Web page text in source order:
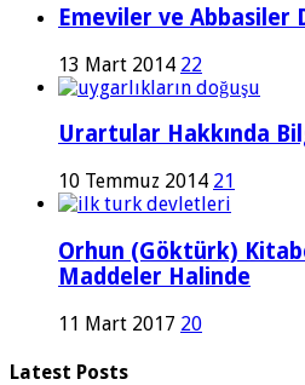
Emeviler ve Abbasiler
13 Mart 2014 22
Urartular Hakkında
10 Temmuz 2014 21
Orhun (Göktürk)
Maddeler Halinde
11 Mart 2017 20
Latest Posts